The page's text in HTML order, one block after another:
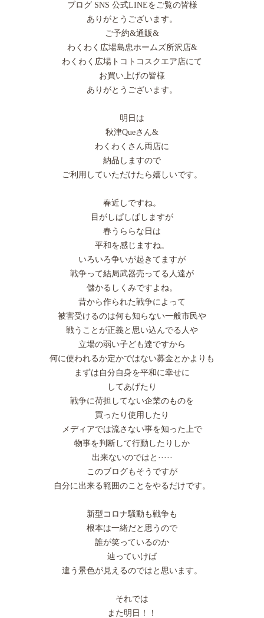
ブログ SNS 公式LINEをご覧の皆様
ありがとうございます。
ご予約&通販&
わくわく広場島忠ホームズ所沢店&
わくわく広場トコトコスクエア店にて
お買い上げの皆様
ありがとうございます。
明日は
秋津Queさん&
わくわくさん両店に
納品しますので
ご利用していただけたら嬉しいです。
春近しですね。
目がしぱしぱしますが
春うららな日は
平和を感じますね。
いろいろ争いが起きてますが
戦争って結局武器売ってる人達が
儲かるしくみですよね。
昔から作られた戦争によって
被害受けるのは何も知らない一般市民や
戦うことが正義と思い込んでる人や
立場の弱い子ども達ですから
何に使われるか定かではない募金とかよりも
まずは自分自身を平和に幸せに
してあげたり
戦争に荷担してない企業のものを
買ったり使用したり
メディアでは流さない事を知った上で
物事を判断して行動したりしか
出来ないのではと·····
このブログもそうですが
自分に出来る範囲のことをやるだけです。
新型コロナ騒動も戦争も
根本は一緒だと思うので
誰が笑っているのか
辿っていけば
違う景色が見えるのではと思います。
それでは
また明日！！